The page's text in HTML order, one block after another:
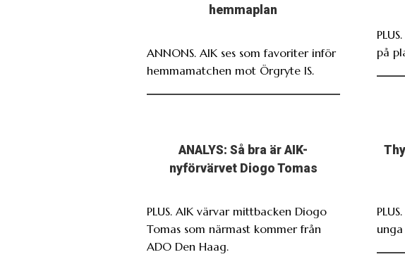
hemmaplan
ANNONS. AIK ses som favoriter inför
hemmamatchen mot Örgryte IS.
på
ANALYS: Så bra är AIK-
nyförvärvet Diogo Tomas
PLUS. AIK värvar mittbacken Diogo
Tomas som närmast kommer från
ADO Den Haag.
unga